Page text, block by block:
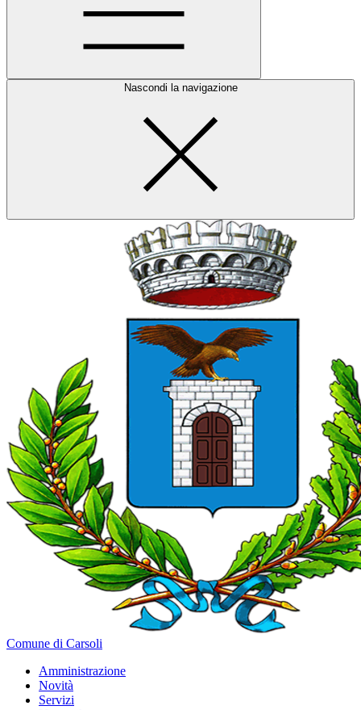
Nascondi la navigazione
Comune di Carsoli
Amministrazione
Novità
Servizi